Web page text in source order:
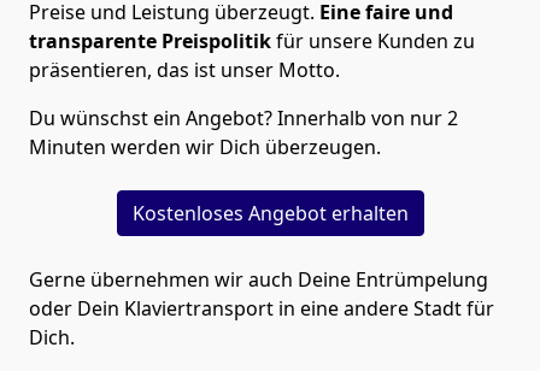
Preise und Leistung überzeugt. Eine faire und
transparente Preispolitikfür unsere Kunden zu
präsentieren, das ist unser Motto.
Du wünschst ein Angebot? Innerhalb von nur 2
Minuten werden wir Dich überzeugen.
Kostenloses Angebot erhalten
Gerne übernehmen wir auch Deine Entrümpelung
oder Dein Klaviertransport in eine andere Stadt für
Dich.